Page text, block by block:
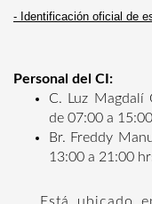
- Identificación oficial de
Personal del CI:
C. Luz Magdalí
de 07:00 a
Br. Freddy
13:00 a 21:00